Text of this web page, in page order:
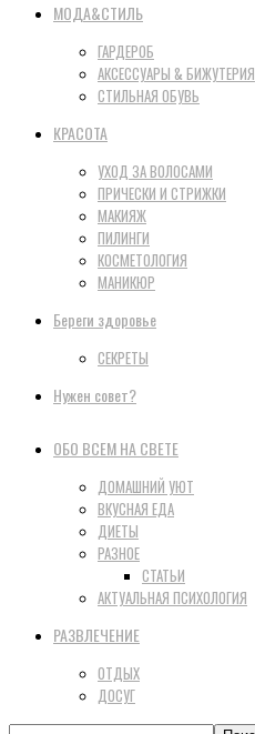
МОДА&СТИЛЬ
ГАРДЕРОБ
АКСЕССУАРЫ & БИЖУТЕРИЯ
СТИЛЬНАЯ ОБУВЬ
КРАСОТА
УХОД ЗА ВОЛОСАМИ
ПРИЧЕСКИ И СТРИЖКИ
МАКИЯЖ
ПИЛИНГИ
КОСМЕТОЛОГИЯ
МАНИКЮР
Береги здоровье
СЕКРЕТЫ
Нужен совет?
ОБО ВСЕМ НА СВЕТЕ
ДОМАШНИЙ УЮТ
ВКУСНАЯ ЕДА
ДИЕТЫ
РАЗНОЕ
СТАТЬИ
АКТУАЛЬНАЯ ПСИХОЛОГИЯ
РАЗВЛЕЧЕНИЕ
ОТДЫХ
ДОСУГ